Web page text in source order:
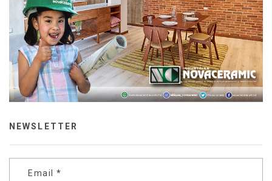
NEWSLETTER
Email *